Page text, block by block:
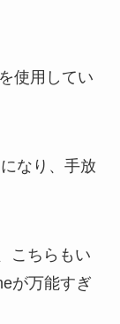
使用してい
なり、手放
こちらもい
が万能すぎ